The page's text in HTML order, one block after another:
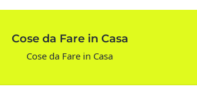
Cose da Fare in Casa
Cose da Fare in Casa